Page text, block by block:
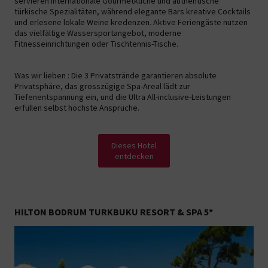
türkische Spezialitäten, während elegante Bars kreative Cocktails
und erlesene lokale Weine kredenzen. Aktive Feriengäste nutzen
das vielfältige Wassersportangebot, moderne
Fitnesseinrichtungen oder Tischtennis-Tische.
Was wir lieben : Die 3 Privatstrände garantieren absolute
Privatsphäre, das grosszügige Spa-Areal lädt zur
Tiefenentspannung ein, und die Ultra All-inclusive-Leistungen
erfüllen selbst höchste Ansprüche.
Dieses Hotel
entdecken
HILTON BODRUM TURKBUKU RESORT & SPA 5*